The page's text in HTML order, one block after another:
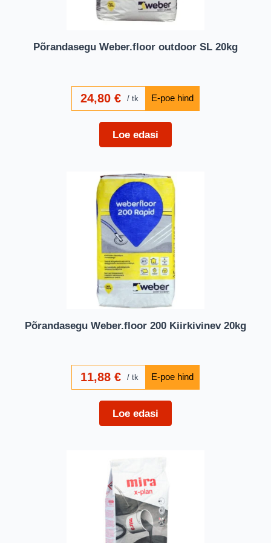
Põrandasegu Weber.floor outdoor SL 20kg
24,80 € tk
Loe edasi
Põrandasegu Weber.floor 200 Kiirkivinev 20kg
11,88 € tk
Loe edasi